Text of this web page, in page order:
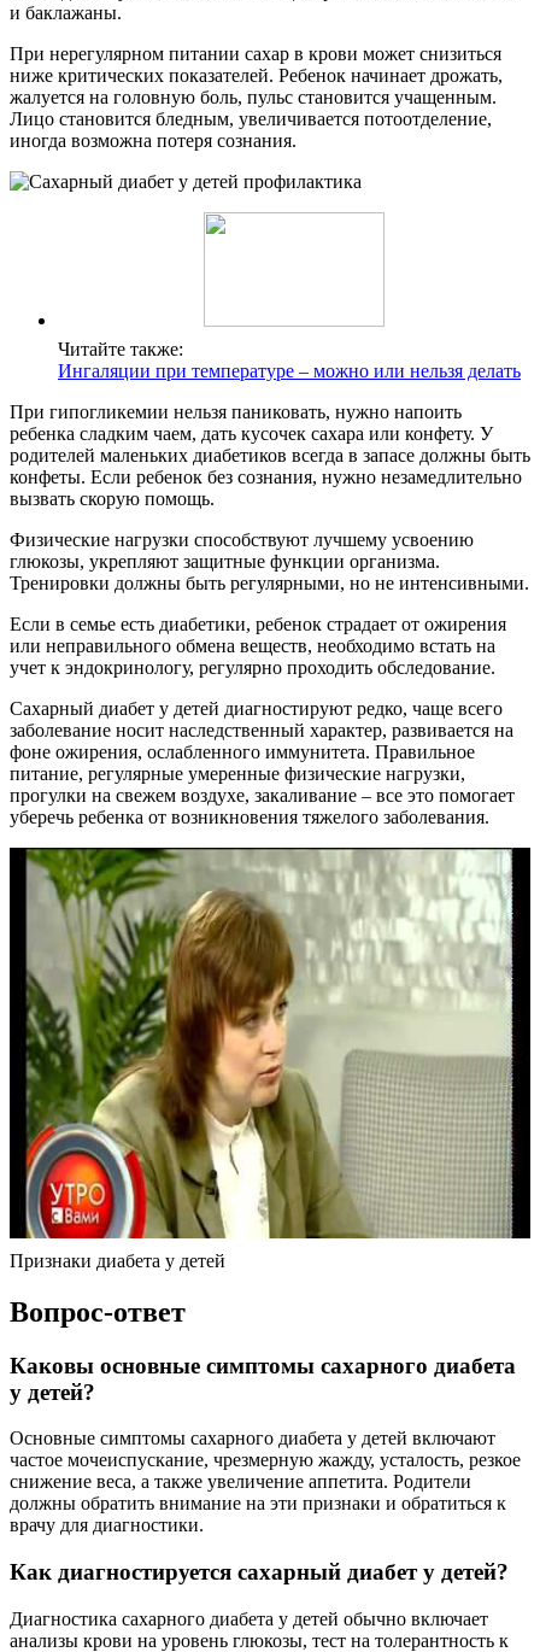
и баклажаны.
При нерегулярном питании сахар в крови может снизиться
ниже критических показателей. Ребенок начинает дрожать,
жалуется на головную боль, пульс становится учащенным.
Лицо становится бледным, увеличивается потоотделение,
иногда возможна потеря сознания.
Читайте также:
Ингаляции при температуре – можно или нельзя делать
При гипогликемии нельзя паниковать, нужно напоить
ребенка сладким чаем, дать кусочек сахара или конфету. У
родителей маленьких диабетиков всегда в запасе должны быть
конфеты. Если ребенок без сознания, нужно незамедлительно
вызвать скорую помощь.
Физические нагрузки способствуют лучшему усвоению
глюкозы, укрепляют защитные функции организма.
Тренировки должны быть регулярными, но не интенсивными.
Если в семье есть диабетики, ребенок страдает от ожирения
или неправильного обмена веществ, необходимо встать на
учет к эндокринологу, регулярно проходить обследование.
Сахарный диабет у детей диагностируют редко, чаще всего
заболевание носит наследственный характер, развивается на
фоне ожирения, ослабленного иммунитета. Правильное
питание, регулярные умеренные физические нагрузки,
прогулки на свежем воздухе, закаливание – все это помогает
уберечь ребенка от возникновения тяжелого заболевания.
Признаки диабета у детей
Вопрос-ответ
Каковы основные симптомы сахарного диабета
у детей?
Основные симптомы сахарного диабета у детей включают
частое мочеиспускание, чрезмерную жажду, усталость, резкое
снижение веса, а также увеличение аппетита. Родители
должны обратить внимание на эти признаки и обратиться к
врачу для диагностики.
Как диагностируется сахарный диабет у детей?
Диагностика сахарного диабета у детей обычно включает
анализы крови на уровень глюкозы, тест на толерантность к